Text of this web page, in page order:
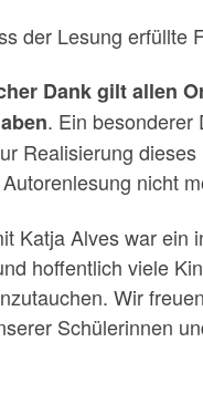
der Lesung erfüllte
Dank gilt allen
. Ein besonderer
Realisierung
nicht
Katja Alves war ein
hoffentlich viele
Wir
Schülerinnen